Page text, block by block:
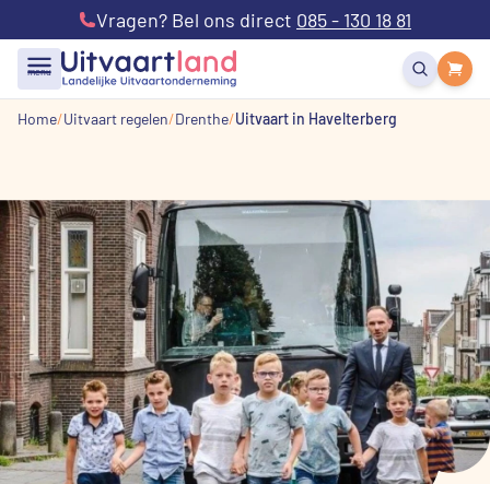
Vragen? Bel ons direct 085 - 130 18 81
menu
Home Uitvaart regelen Drenthe Uitvaart in Havelterberg